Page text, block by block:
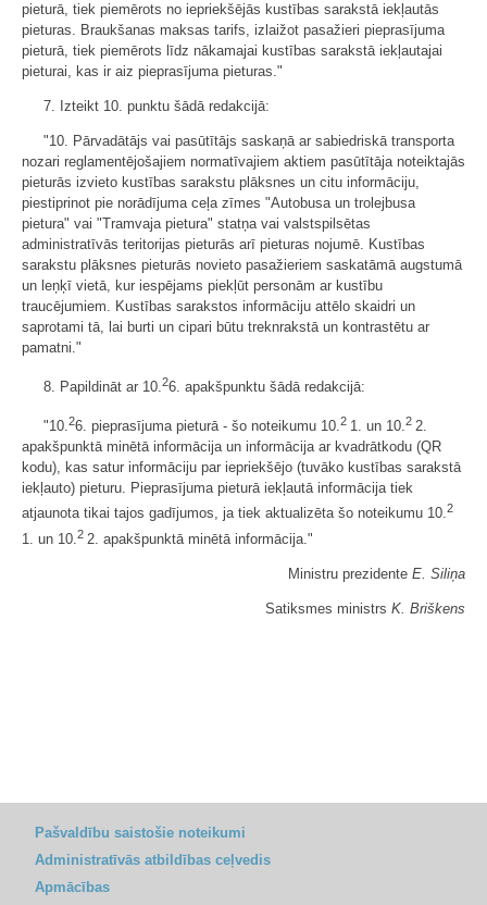
pieturā, tiek piemērots no iepriekšējās kustības sarakstā iekļautās
pieturas. Braukšanas maksas tarifs, izlaižot pasažieri pieprasījuma
pieturā, tiek piemērots līdz nākamajai kustības sarakstā iekļautajai
pieturai, kas ir aiz pieprasījuma pieturas."
7. Izteikt 10. punktu šādā redakcijā:
"10. Pārvadātājs vai pasūtītājs saskaņā ar sabiedriskā transporta
nozari reglamentējošajiem normatīvajiem aktiem pasūtītāja noteiktajās
pieturās izvieto kustības sarakstu plāksnes un citu informāciju,
piestiprinot pie norādījuma ceļa zīmes "Autobusa un trolejbusa
pietura" vai "Tramvaja pietura" statņa vai valstspilsētas
administratīvās teritorijas pieturās arī pieturas nojumē. Kustības
sarakstu plāksnes pieturās novieto pasažieriem saskatāmā augstumā
un leņķī vietā, kur iespējams piekļūt personām ar kustību
traucējumiem. Kustības sarakstos informāciju attēlo skaidri un
saprotami tā, lai burti un cipari būtu treknrakstā un kontrastētu ar
pamatni."
8. Papildināt ar 10. 26. apakšpunktu šādā redakcijā:
"10.26. pieprasījuma pieturā - šo noteikumu 10.2 1. un 10.2 2.
apakšpunktā minētā informācija un informācija ar kvadrātkodu (QR
kodu), kas satur informāciju par iepriekšējo (tuvāko kustības sarakstā
iekļauto) pieturu. Pieprasījuma pieturā iekļautā informācija tiek
atjaunota tikai tajos gadījumos, ja tiek aktualizēta šo noteikumu 10.2
1. un 10. 2 2. apakšpunktā minētā informācija."
Ministru prezidente E. Siliņa
Satiksmes ministrs K. Briškens
Pašvaldību saistošie noteikumi
Administratīvās atbildības ceļvedis
Apmācības